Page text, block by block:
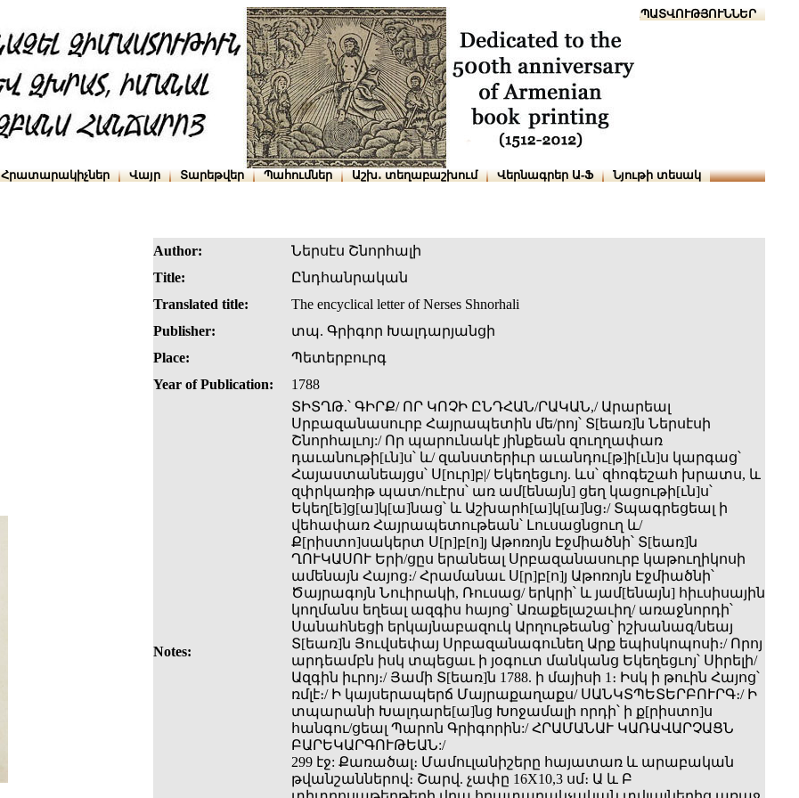
ՆԱԽԱՊԱՏՎՈՒԹՅՈՒՆՆԵՐ
Հրատարակիչներ Վայր Տարեթվեր Պահումներ Աշխ․ տեղաբաշխում Վերնագրեր Ա-Ֆ Նյութի տեսակ
Author:
Ներսէս Շնորհալի
Title:
Ընդհանրական
Translated title:
The encyclical letter of Nerses Shnorhali
Publisher:
տպ. Գրիգոր Խալդարյանցի
Place:
Պետերբուրգ
Year of Publication:
1788
Notes:
ՏԻՏՂԹ.՝ ԳԻՐՔ/ ՈՐ ԿՈՉԻ ԸՆԴՀԱՆ/ՐԱԿԱՆ,/ Արարեալ
Սրբազանասուրբ Հայրապետին մե/րոյ՝ Տ[եառ]ն Ներսէսի
Շնորհալւոյ:/ Որ պարունակէ յինքեան զուղղափառ
դաւանութի[ւն]ս՝ և/ զանստերիւր աւանդու[թ]ի[ւն]ս կարգաց՝
Հայաստանեայցս՝ Ս[ուր]բ|/ Եկեղեցւոյ. ևս՝ զհոգեշահ խրատս, և
զփրկառիթ պատ/ուէրս՝ առ ամ[ենայն] ցեղ կացութի[ւն]ս՝
Եկեղ[ե]ց[ա]կ[ա]նաց՝ և Աշխարհ[ա]կ[ա]նց։/ Տպագրեցեալ ի
վեհափառ Հայրապետութեան՝ Լուսացնցուղ և/
Ք[րիստո]սակերտ Ս[ր]բ[ո]յ Աթոռոյն Էջմիածնի՝ Տ[եառ]ն
ՂՈՒԿԱՍՈՒ Երի/ցըս երանեալ Սրբազանասուրբ կաթուղիկոսի
ամենայն Հայոց։/ Հրամանաւ Ս[ր]բ[ո]յ Աթոռոյն Էջմիածնի՝
Ծայրագոյն Նուիրակի, Ռուսաց/ երկրի՝ և յամ[ենայն] հիւսիսային
կողմանս եղեալ ազգիս հայոց՝ Առաքելաշաւիղ/ առաջնորդի՝
Սանահնեցի երկայնաբազուկ Արղութեանց՝ իշխանազ/նեայ
Տ[եառ]ն Յուվսեփայ Սրբազանագունեղ Արք եպիսկոպոսի։/ Որոյ
արդեամբն իսկ տպեցաւ ի յօգուտ մանկանց Եկեղեցւոյ՝ Սիրելի/
Ազգին իւրոյ։/ Յամի Տ[եառ]ն 1788. ի մայիսի 1։ Իսկ ի թուին Հայոց՝
ռմլէ։/ Ի կայսերապերճ Մայրաքաղաքս/ ՍԱՆԿՏՊԵՏԵՐԲՈՒՐԳ։/ Ի
տպարանի Խալդարե[ա]նց Խոջամալի որդի՝ ի ք[րիստո]ս
հանգու/ցեալ Պարոն Գրիգորին:/ ՀՐԱՄԱՆԱՒ ԿԱՌԱՎԱՐՉԱՑՆ
ԲԱՐԵԿԱՐԳՈՒԹԵԱՆ:/
299 էջ: Քառածալ։ Մամուլանիշերը հայատառ և արաբական
թվանշաններով։ Շարվ. չափը 16X10,3 սմ։ Ա և Բ